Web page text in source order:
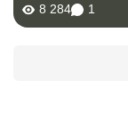
8 284 1